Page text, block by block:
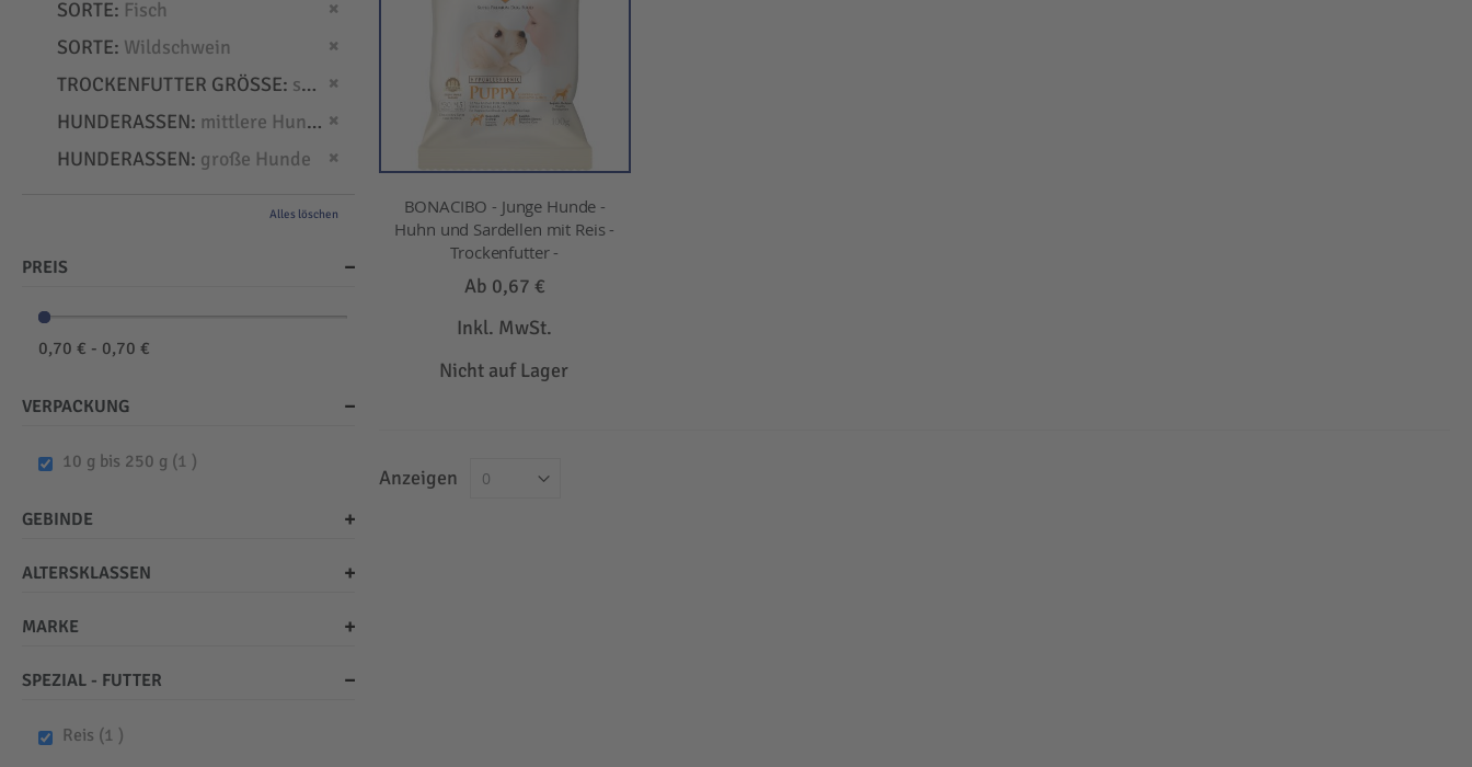
BONACIBO - Junge Hunde -
Huhn und Sardellen mit Reis -
Trockenfutter -
Ab 0,67 €
Inkl. MwSt.
Nicht auf Lager
Anzeigen
SORTE Fisch
SORTE Wildschwein
TROCKENFUTTER GRÖSSE
small
Dies entfernen
HUNDERASSEN mittlere Hunde
Dies entfernen
HUNDERASSEN große Hunde
Alles löschen
PREIS
0,70 € - 0,70 €
VERPACKUNG
10 g bis 250 g 1 item
GEBINDE
ALTERSKLASSEN
MARKE
SPEZIAL - FUTTER
Reis 1 item